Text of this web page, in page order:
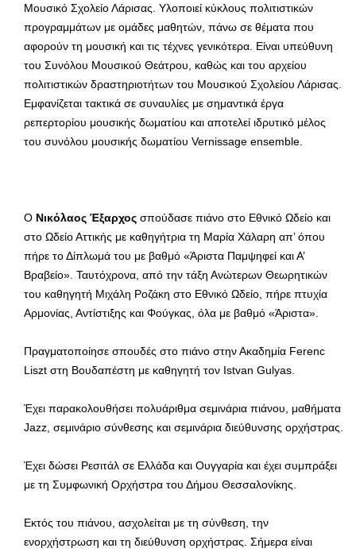
Μουσικό Σχολείο Λάρισας. Υλοποιεί κύκλους πολιτιστικών
προγραμμάτων με ομάδες μαθητών, πάνω σε θέματα που
αφορούν τη μουσική και τις τέχνες γενικότερα. Είναι υπεύθυνη
του Συνόλου Μουσικού Θεάτρου, καθώς και του αρχείου
πολιτιστικών δραστηριοτήτων του Μουσικού Σχολείου Λάρισας.
Εμφανίζεται τακτικά σε συναυλίες με σημαντικά έργα
ρεπερτορίου μουσικής δωματίου και αποτελεί ιδρυτικό μέλος
του συνόλου μουσικής δωματίου Vernissage ensemble.
Ο Νικόλαος Έξαρχος σπούδασε πιάνο στο Εθνικό Ωδείο και
στο Ωδείο Αττικής με καθηγήτρια τη Μαρία Χάλαρη απ’ όπου
πήρε το Δίπλωμά του με βαθμό «Άριστα Παμψηφεί και Α’
Βραβείο». Ταυτόχρονα, από την τάξη Ανώτερων Θεωρητικών
του καθηγητή Μιχάλη Ροζάκη στο Εθνικό Ωδείο, πήρε πτυχία
Αρμονίας, Αντίστιξης και Φούγκας, όλα με βαθμό «Άριστα».
Πραγματοποίησε σπουδές στο πιάνο στην Ακαδημία Ferenc
Liszt στη Βουδαπέστη με καθηγητή τον Istvan Gulyas.
Έχει παρακολουθήσει πολυάριθμα σεμινάρια πιάνου, μαθήματα
Jazz, σεμινάριο σύνθεσης και σεμινάρια διεύθυνσης ορχήστρας.
Έχει δώσει Ρεσιτάλ σε Ελλάδα και Ουγγαρία και έχει συμπράξει
με τη Συμφωνική Ορχήστρα του Δήμου Θεσσαλονίκης.
Εκτός του πιάνου, ασχολείται με τη σύνθεση, την
ενορχήστρωση και τη διεύθυνση ορχήστρας. Σήμερα είναι